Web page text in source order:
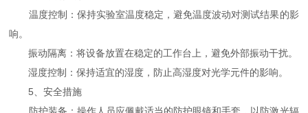
温度控制：保持实验室温度稳定，避免温度波动对测试结果的影
响。
振动隔离：将设备放置在稳定的工作台上，避免外部振动干扰。
湿度控制：保持适宜的湿度，防止高湿度对光学元件的影响。
5、安全措施